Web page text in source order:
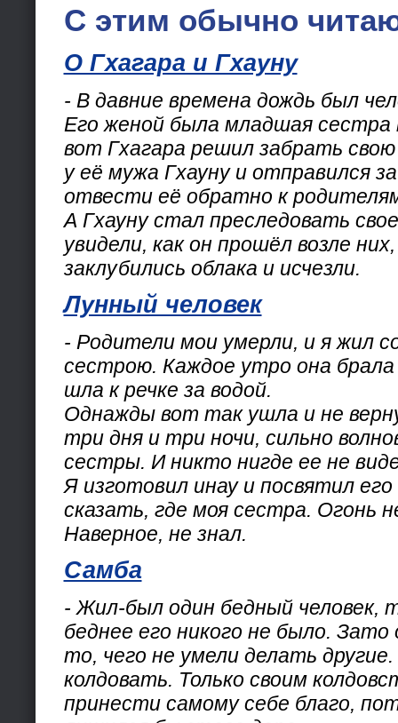
С этим обычно
О Гхагара и Гхауну
- В давние времена дождь был
Его женой была младшая
вот Гхагара решил забрать
у её мужа Гхауну и отправился
отвести её обратно к
А Гхауну стал преследовать
увидели, как он прошёл возле
заклубились облака и исчезли.
Лунный человек
- Родители мои умерли, и я жил
сестрою. Каждое утро она брала
шла к речке за водой.
Однажды вот так ушла и не
три дня и три ночи, сильно
сестры. И никто нигде ее не
Я изготовил инау и посвятил
сказать, где моя сестра. Огонь
Наверное, не знал.
Самба
- Жил-был один бедный человек,
беднее его никого не было.
то, чего не умели делать
колдовать. Только своим
принести самому себе благо,